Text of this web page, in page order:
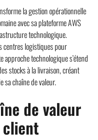
la gestion opérationnelle
avec sa plateforme AWS
technologique.
centres logistiques pour
approche technologique s’étend
stocks à la livraison, créant
sa chaîne de valeur.
de valeur